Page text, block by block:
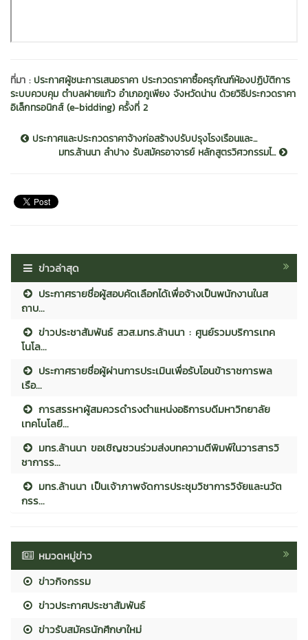
ที่มา : ประกาศผู้ชนะการเสนอราคา ประกวดราคาซื้อครุภัณฑ์ห้องปฏิบัติการ
ระบบควบคุม ตำบลฝายแก้ว อำเภอภูเพียง จังหวัดน่าน ด้วยวิธีประกวดราคา
อิเล็กทรอนิกส์ (e-bidding) ครั้งที่ 2
ประกาศและประกวดราคาจ้างก่อสร้างปรับปรุงโรงเรือนและ...
มทร.ล้านนา ลำปาง รับสมัครอาจารย์ หลักสูตรวิศวกรรมไ...
ข่าวล่าสุด
ประกาศรายชื่อผู้สอบคัดเลือกได้เพื่อจ้างเป็นพนักงานในส
ถาบ...
ข่าวประชาสัมพันธ์ สวส.มทร.ล้านนา : ศูนย์รวมบริการเทค
โนโล...
ประกาศรายชื่อผู้ผ่านการประเมินเพื่อรับโอนข้าราชการพล
เรือ...
การสรรหาผู้สมควรดำรงตำแหน่งอธิการบดีมหาวิทยาลัย
เทคโนโลยี...
มทร.ล้านนา ขอเชิญชวนร่วมส่งบทความตีพิมพ์ในวารสารวิ
ชาการร...
มทร.ล้านนา เป็นเจ้าภาพจัดการประชุมวิชาการวิจัยและนวัต
กรร...
หมวดหมู่ข่าว
ข่าวกิจกรรม
ข่าวประกาศประชาสัมพันธ์
ข่าวรับสมัครนักศึกษาใหม่